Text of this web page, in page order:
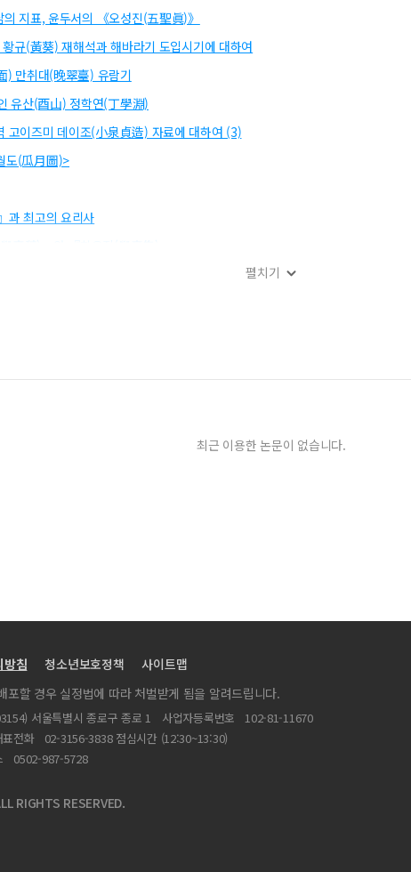
지표, 윤두서의 《오성진(五聖眞)》
규(黃葵) 재해석과 해바라기 도입시기에 대하여
) 만취대(晩翠臺) 유람기
유산(酉山) 정학연(丁學淵)
고이즈미 데이조(小泉貞造) 자료에 대하여 (3)
도(瓜月圖)>
과 최고의 요리사
펼치기
최근 이용한 논문이 없습니다.
방침 청소년보호정책
사이트맵
할 경우 실정법에 따라 처벌받게 됨을 알려드립니다.
서울특별시 종로구 종로 1 사업자등록번호
102-81-11670
표전화
02-3156-3838 점심시간 (12:30~13:30)
0502-987-5728
RIGHTS RESERVED.